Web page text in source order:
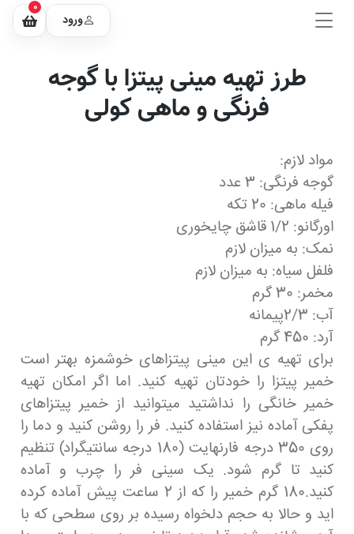
ورود
0
طرز تهیه مینی پیتزا با گوجه
فرنگی و ماهی کولی
مواد لازم:
گوجه فرنگی: 3 عدد
فیله ماهی: 20 تکه
اورگانو: 1/2 قاشق چایخوری
نمک: به میزان لازم
فلفل سیاه: به میزان لازم
مخمر: 30 گرم
آب: 2/3پیمانه
آرد: 450 گرم
برای تهیه ی این مینی پیتزاهای خوشمزه بهتر است
خمیر پیتزا را خودتان تهیه کنید. اما اگر امکان تهیه
خمیر خانگی را نداشتید میتوانید از خمیر پیتزاهای
پفکی آماده نیز استفاده کنید. فر را روشن کنید و دما را
روی 350 درجه فارنهایت (180 درجه سانتیگراد) تنظیم
کنید تا گرم شود. یک سینی فر را چرب و آماده
کنید.180 گرم خمیر را که از 2 ساعت پیش آماده کرده
اید و حالا به حجم دلخواه رسیده بر روی سطحی که با